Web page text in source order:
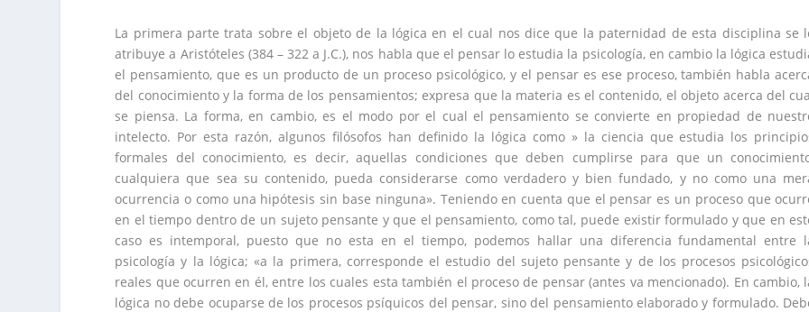
La primera parte trata sobre el objeto de la lógica en el cual nos dice que la paternidad de esta disciplina se
atribuye a Aristóteles (384 – 322 a J.C.), nos habla que el pensar lo estudia la psicología, en cambio la lógica
el pensamiento, que es un producto de un proceso psicológico, y el pensar es ese proceso, también habla
del conocimiento y la forma de los pensamientos; expresa que la materia es el contenido, el objeto acerca del
se piensa. La forma, en cambio, es el modo por el cual el pensamiento se convierte en propiedad de
intelecto. Por esta razón, algunos filósofos han definido la lógica como » la ciencia que estudia los
formales del conocimiento, es decir, aquellas condiciones que deben cumplirse para que un
cualquiera que sea su contenido, pueda considerarse como verdadero y bien fundado, y no como una
ocurrencia o como una hipótesis sin base ninguna». Teniendo en cuenta que el pensar es un proceso que
en el tiempo dentro de un sujeto pensante y que el pensamiento, como tal, puede existir formulado y que en
caso es intemporal, puesto que no esta en el tiempo, podemos hallar una diferencia fundamental entre
psicología y la lógica; «a la primera, corresponde el estudio del sujeto pensante y de los procesos
reales que ocurren en él, entre los cuales esta también el proceso de pensar (antes va mencionado). En cambio,
lógica no debe ocuparse de los procesos psíquicos del pensar, sino del pensamiento elaborado y formulado.